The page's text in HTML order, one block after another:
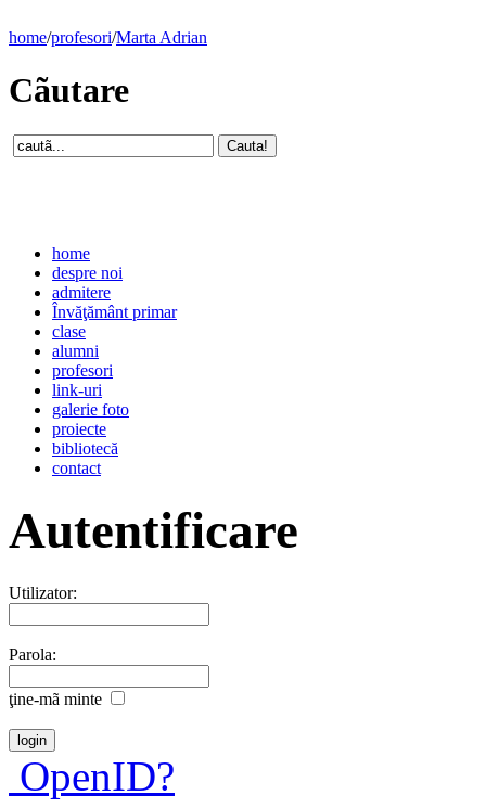
home/profesori/Marta Adrian
Cãutare
home
despre noi
admitere
Învăţământ primar
clase
alumni
profesori
link-uri
galerie foto
proiecte
bibliotecă
contact
Autentificare
Utilizator:
Parola:
ţine-mã minte
OpenID?